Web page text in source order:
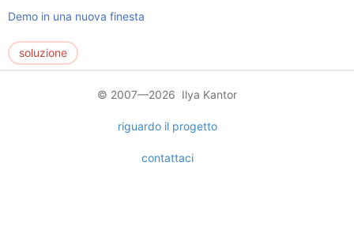
Demo in una nuova finesta
soluzione
© 2007—2026 Ilya Kantor
riguardo il progetto
contattaci